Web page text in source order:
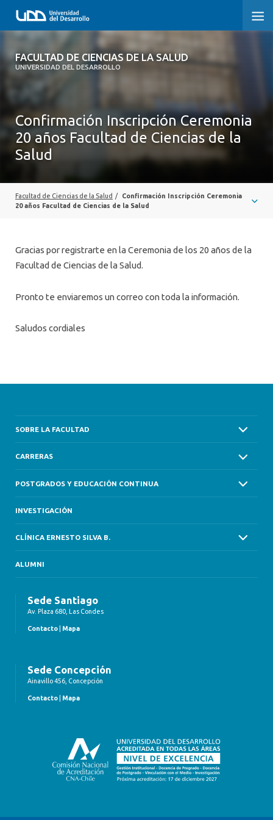
FACULTAD DE CIENCIAS DE LA SALUD
UNIVERSIDAD DEL DESARROLLO
FACULTAD DE CIENCIAS DE LA SALUD
CARRERAS
POSTGRADOS Y EDUCACIÓN CONTINUA
CLÍNICA ERNESTO SILVA B.
Confirmación Inscripción Ceremonia
20 años Facultad de Ciencias de la
Salud
Facultad de Ciencias de la Salud /
Confirmación Inscripción Ceremonia
20 años Facultad de Ciencias de la Salud
Gracias por registrarte en la Ceremonia de los 20 años de la
Facultad de Ciencias de la Salud.
Pronto te enviaremos un correo con toda la información.
Saludos cordiales
SOBRE LA FACULTAD
CARRERAS
POSTGRADOS Y EDUCACIÓN CONTINUA
INVESTIGACIÓN
CLÍNICA ERNESTO SILVA B.
ALUMNI
Sede Santiago
Av. Plaza 680, Las Condes
Contacto Mapa
Sede Concepción
Ainavillo 456, Concepción
Contacto Mapa